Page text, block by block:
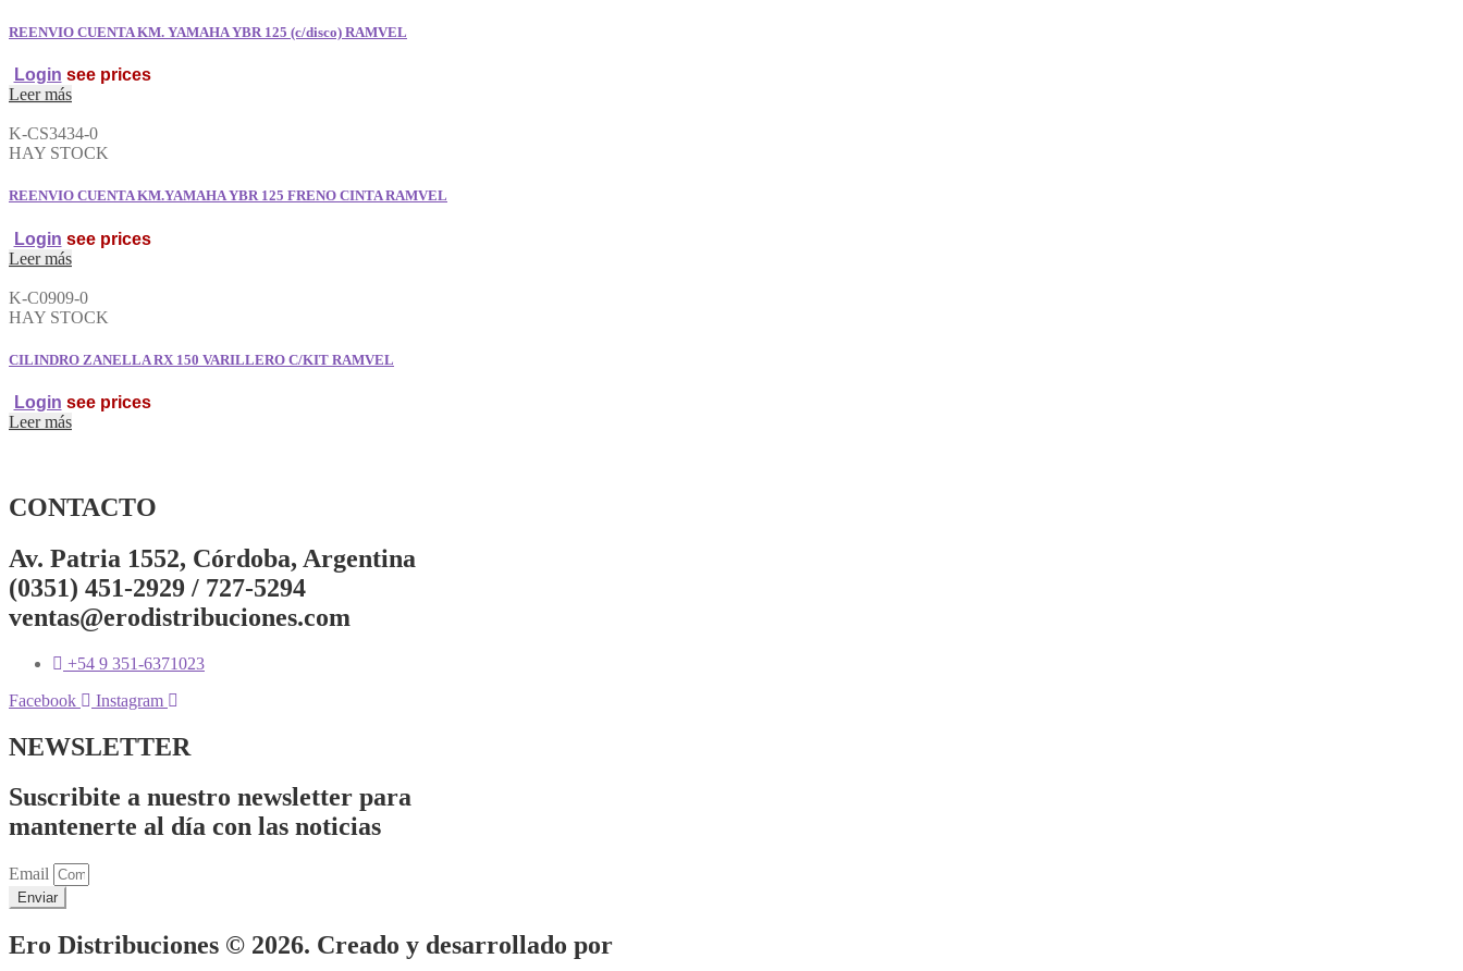
cantidad
REENVIO CUENTA KM. YAMAHA YBR 125 (c/disco) RAMVEL
Login see prices
Leer más
K-CS3434-0
HAY STOCK
REENVIO CUENTA KM.YAMAHA YBR 125 FRENO CINTA RAMVEL
Login see prices
Leer más
K-C0909-0
HAY STOCK
CILINDRO ZANELLA RX 150 VARILLERO C/KIT RAMVEL
Login see prices
Leer más
CONTACTO
Av. Patria 1552, Córdoba, Argentina
(0351) 451-2929 / 727-5294
ventas@erodistribuciones.com
+54 9 351-6371023
Facebook
Instagram
NEWSLETTER
Suscribite a nuestro newsletter para
mantenerte al día con las noticias
Email
Enviar
Ero Distribuciones © 2026. Creado y desarrollado por